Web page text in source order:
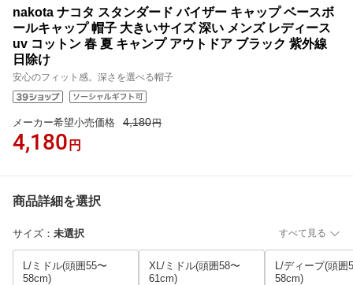
nakota ナコタ スタンダード バイザー キャップ ベースボ
ールキャップ 帽子 大きいサイズ 深い メンズ レディース
uv コットン 春 夏 キャンプ アウトドア ブラック 紫外線
日除け
安心のフィット感。深さを選べる帽子
メーカー希望小売価格 4,180円
4,180 円
商品詳細を選択
サイズ ： 未選択 すべて見る
L/ミドル(頭囲55〜
58cm)
XL/ミドル(頭囲58〜
61cm)
L/ディープ(頭囲
58cm)